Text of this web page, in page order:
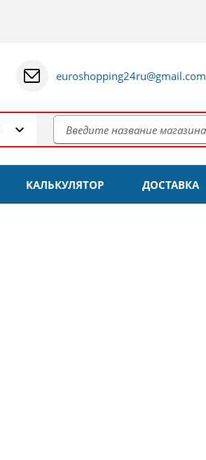
euroshopping24ru@gmail.com
КАЛЬКУЛЯТОР ДОСТАВКА